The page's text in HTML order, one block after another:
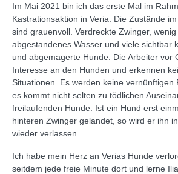
Im Mai 2021 bin ich das erste Mal im
Kastrationsaktion in Veria. Die Zustände
sind grauenvoll. Verdreckte Zwinger, wenig
abgestandenes Wasser und viele sichtbar
und abgemagerte Hunde. Die Arbeiter vor
Interesse an den Hunden und erkennen
Situationen. Es werden keine vernünftigen
es kommt nicht selten zu tödlichen
freilaufenden Hunde. Ist ein Hund erst
hinteren Zwinger gelandet, so wird er ihn
wieder verlassen.
Ich habe mein Herz an Verias Hunde
seitdem jede freie Minute dort und lerne